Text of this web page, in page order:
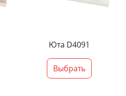
Юта D4091
Выбрать